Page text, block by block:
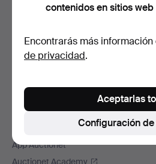
Trabaja con nosotros
La garantía Auctionet
Más información de Auctionet
Auctionet Magazine
App Auctionet
Auctionet Academy
contenidos en sitios web
Encontrarás más información
de privacidad.
Configuración
Aceptarlas